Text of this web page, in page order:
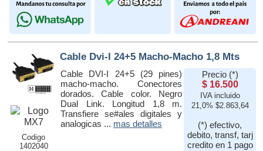
Codigo
1402040
Cable Dvi-I 24+5 Macho-Macho 1,8 Mts
Cable DVI-I 24+5 (29 pines)
macho-macho. Conectores
dorados. Cable color. Negro
Dual Link. Longitud 1,8 m.
Transfiere se#ales digitales y
analogicas ... mas detalles
Precio (*)
$ 16.500
IVA incluido
21,0% $2.863,64
(*) efectivo,
debito, transf, tarj
credito en 1 pago